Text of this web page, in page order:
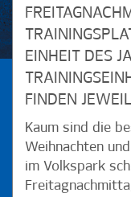
EINHEIT DES
FINDEN
Kaum sind die
Weihnachten
im Volkspark